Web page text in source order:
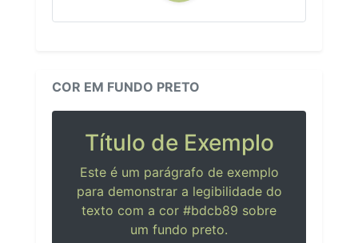
COR EM FUNDO PRETO
Título de Exemplo
Este é um parágrafo de exemplo
para demonstrar a legibilidade do
texto com a cor #bdcb89 sobre
um fundo preto.